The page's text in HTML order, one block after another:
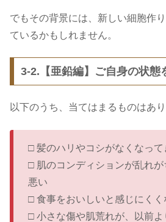
でもその背景には、新しい細胞作
ているかもしれません。
3-2.【亜鉛編】ご自身の状態
以下のうち、当てはまるものはあ
□ 髪のハリやコシがなくなって
□ 肌のコンディションが乱れ
悪い
□ 食事をおいしいと感じにくく
□ 小さな傷や肌荒れが、以前